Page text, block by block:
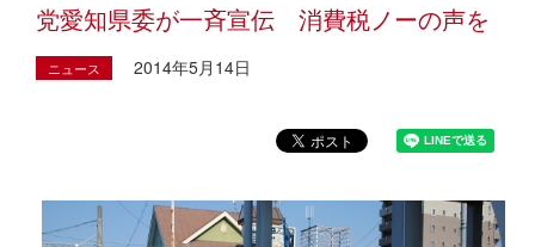
党愛知県委が一斉宣伝 消費税ノーの声を
ニュース 2014年5月14日